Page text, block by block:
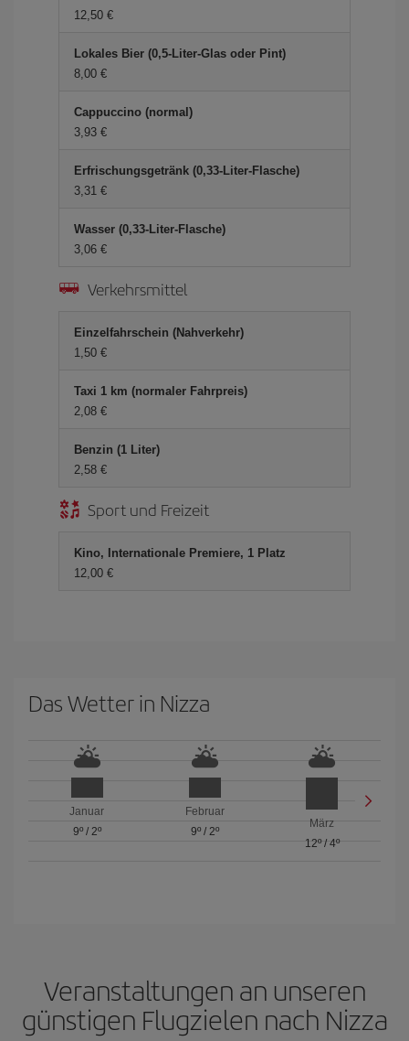
12,50 €
Lokales Bier (0,5-Liter-Glas oder Pint)
8,00 €
Cappuccino (normal)
3,93 €
Erfrischungsgetränk (0,33-Liter-Flasche)
3,31 €
Wasser (0,33-Liter-Flasche)
3,06 €
Verkehrsmittel
Einzelfahrschein (Nahverkehr)
1,50 €
Taxi 1 km (normaler Fahrpreis)
2,08 €
Benzin (1 Liter)
2,58 €
Sport und Freizeit
Kino, Internationale Premiere, 1 Platz
12,00 €
Das Wetter in Nizza
Januar
9º/ 2º
Februar
9º/ 2º
März
12º/ 4º
Veranstaltungen an unseren
günstigen Flugzielen nach Nizza